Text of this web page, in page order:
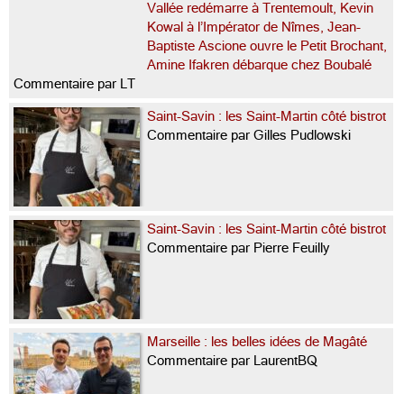
Vallée redémarre à Trentemoult, Kevin
Kowal à l’Impérator de Nîmes, Jean-
Baptiste Ascione ouvre le Petit Brochant,
Amine Ifakren débarque chez Boubalé
Commentaire par LT
Saint-Savin : les Saint-Martin côté bistrot
Commentaire par Gilles Pudlowski
Saint-Savin : les Saint-Martin côté bistrot
Commentaire par Pierre Feuilly
Marseille : les belles idées de Magâté
Commentaire par LaurentBQ